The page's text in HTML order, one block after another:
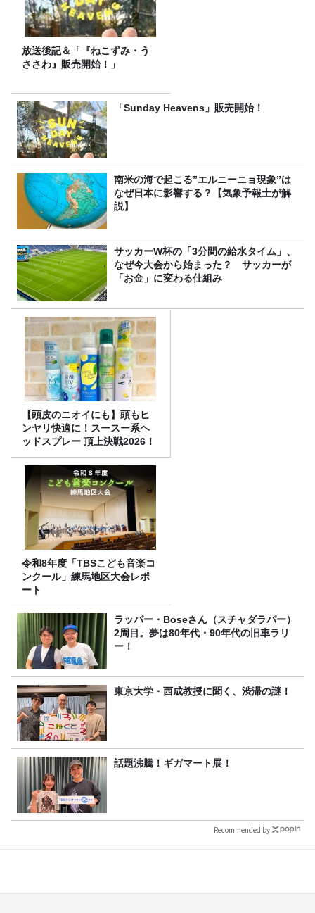
放送後記＆「『ねこずみ・う
ささわ』販売開始！」
「Sunday Heavens」販売開始！
南米の海で起こる”エルニーニョ現象”は
なぜ日本に影響する？【気象予報士が解
説】
サッカーW杯の「3分間の給水タイム」、
なぜ今大会から始まった？ サッカーが
「お金」に変わる仕組み
【頭皮のニオイにも】頭もヒ
ンヤリ快適に！スースー系ヘ
ッドスプレー 頂上決戦2026！
令和8年度「TBSこども音楽コ
ンクール」練馬地区大会レポ
ート
ラッパー・Boseさん（スチャダラパー）
2周目。夢は80年代・90年代の旧車ラリ
ー！
東京大学・西成教授に聞く、渋滞の謎！
話題沸騰！ギガマート展！
Recommended by